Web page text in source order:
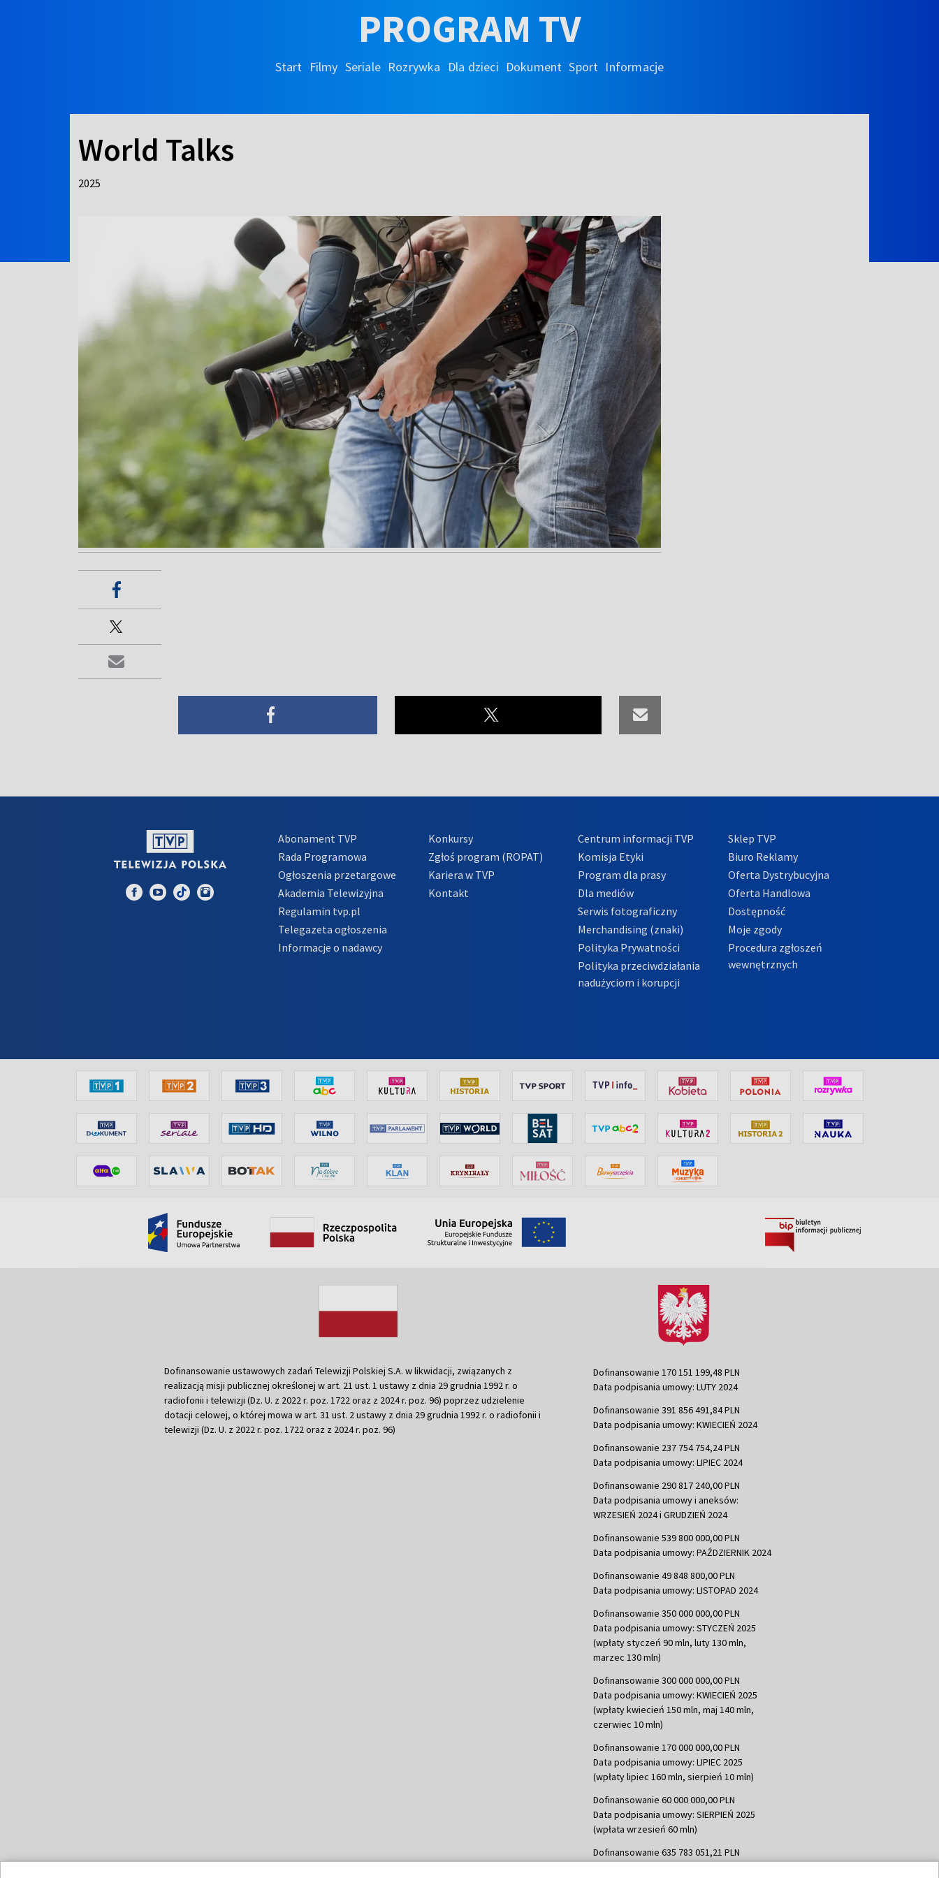
PROGRAM TV
Start Filmy Seriale Rozrywka Dla dzieci Dokument Sport Informacje
World Talks
2025
Abonament TVP
Rada Programowa
Ogłoszenia przetargowe
Akademia Telewizyjna
Regulamin tvp.pl
Telegazeta ogłoszenia
Informacje o nadawcy
Konkursy
Zgłoś program (ROPAT)
Kariera w TVP
Kontakt
Centrum informacji TVP
Komisja Etyki
Program dla prasy
Dla mediów
Serwis fotograficzny
Merchandising (znaki)
Polityka Prywatności
Polityka przeciwdziałania
nadużyciom i korupcji
Sklep TVP
Biuro Reklamy
Oferta Dystrybucyjna
Oferta Handlowa
Dostępność
Moje zgody
Procedura zgłoszeń
wewnętrznych
Dofinansowanie ustawowych zadań Telewizji Polskiej S.A. w likwidacji, związanych z
realizacją misji publicznej określonej w art. 21 ust. 1 ustawy z dnia 29 grudnia 1992 r. o
radiofonii i telewizji (Dz. U. z 2022 r. poz. 1722 oraz z 2024 r. poz. 96) poprzez udzielenie
dotacji celowej, o której mowa w art. 31 ust. 2 ustawy z dnia 29 grudnia 1992 r. o radiofonii i
telewizji (Dz. U. z 2022 r. poz. 1722 oraz z 2024 r. poz. 96)
Dofinansowanie 170 151 199,48 PLN
Data podpisania umowy: LUTY 2024
Dofinansowanie 391 856 491,84 PLN
Data podpisania umowy: KWIECIEŃ 2024
Dofinansowanie 237 754 754,24 PLN
Data podpisania umowy: LIPIEC 2024
Dofinansowanie 290 817 240,00 PLN
Data podpisania umowy i aneksów:
WRZESIEŃ 2024 i GRUDZIEŃ 2024
Dofinansowanie 539 800 000,00 PLN
Data podpisania umowy: PAŹDZIERNIK 2024
Dofinansowanie 49 848 800,00 PLN
Data podpisania umowy: LISTOPAD 2024
Dofinansowanie 350 000 000,00 PLN
Data podpisania umowy: STYCZEŃ 2025
(wpłaty styczeń 90 mln, luty 130 mln,
marzec 130 mln)
Dofinansowanie 300 000 000,00 PLN
Data podpisania umowy: KWIECIEŃ 2025
(wpłaty kwiecień 150 mln, maj 140 mln,
czerwiec 10 mln)
Dofinansowanie 170 000 000,00 PLN
Data podpisania umowy: LIPIEC 2025
(wpłaty lipiec 160 mln, sierpień 10 mln)
Dofinansowanie 60 000 000,00 PLN
Data podpisania umowy: SIERPIEŃ 2025
(wpłata wrzesień 60 mln)
Dofinansowanie 635 783 051,21 PLN